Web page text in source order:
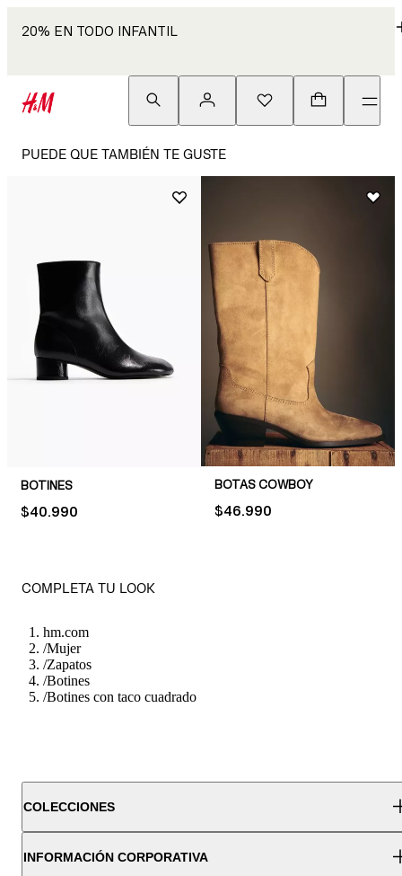
20% EN TODO INFANTIL
PUEDE QUE TAMBIÉN TE GUSTE
BOTINES
PRICE:
$40.990
BOTAS COWBOY
PRICE:
$46.990
COMPLETA TU LOOK
hm.com
/Mujer
/Zapatos
/Botines
/Botines con taco cuadrado
COLECCIONES
INFORMACIÓN CORPORATIVA